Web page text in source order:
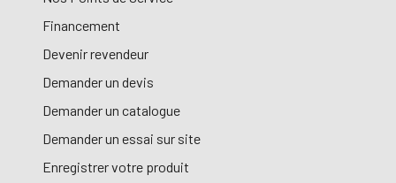
Financement
Devenir revendeur
Demander un devis
Demander un catalogue
Demander un essai sur site
Enregistrer votre produit